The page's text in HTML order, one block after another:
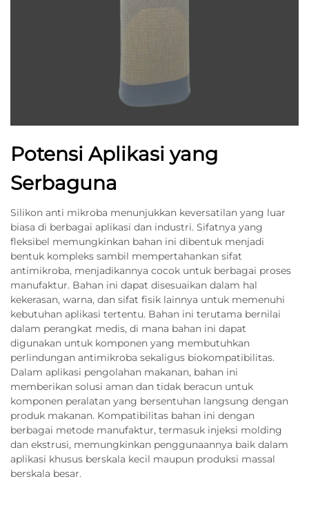
Potensi Aplikasi yang
Serbaguna
Silikon anti mikroba menunjukkan keversatilan yang luar
biasa di berbagai aplikasi dan industri. Sifatnya yang
fleksibel memungkinkan bahan ini dibentuk menjadi
bentuk kompleks sambil mempertahankan sifat
antimikroba, menjadikannya cocok untuk berbagai proses
manufaktur. Bahan ini dapat disesuaikan dalam hal
kekerasan, warna, dan sifat fisik lainnya untuk memenuhi
kebutuhan aplikasi tertentu. Bahan ini terutama bernilai
dalam perangkat medis, di mana bahan ini dapat
digunakan untuk komponen yang membutuhkan
perlindungan antimikroba sekaligus biokompatibilitas.
Dalam aplikasi pengolahan makanan, bahan ini
memberikan solusi aman dan tidak beracun untuk
komponen peralatan yang bersentuhan langsung dengan
produk makanan. Kompatibilitas bahan ini dengan
berbagai metode manufaktur, termasuk injeksi molding
dan ekstrusi, memungkinkan penggunaannya baik dalam
aplikasi khusus berskala kecil maupun produksi massal
berskala besar.